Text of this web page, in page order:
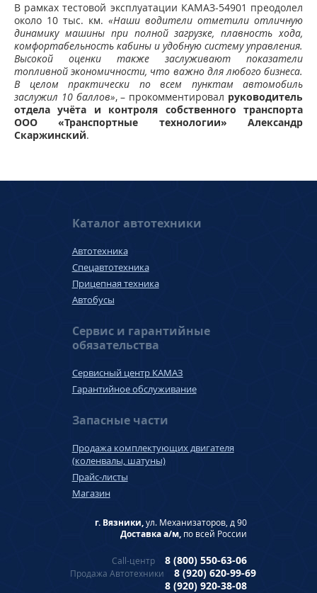
В рамках тестовой эксплуатации КАМАЗ-54901 преодолел
около 10 тыс. км. «Наши водители отметили отличную
динамику машины при полной загрузке, плавность хода,
комфортабельность кабины и удобную систему управления.
Высокой оценки также заслуживают показатели
топливной экономичности, что важно для любого бизнеса.
В целом практически по всем пунктам автомобиль
заслужил 10 баллов», – прокомментировал руководитель
отдела учёта и контроля собственного транспорта
ООО «Транспортные технологии» Александр
Скаржинский.
Каталог автотехники
Автотехника
Спецавтотехника
Прицепная техника
Автобусы
Сервис и гарантийные
обязательства
Сервисный центр КАМАЗ
Гарантийное обслуживание
Запасные части
Продажа комплектующих двигателя
(коленвалы, шатуны)
Прайс-листы
Магазин
г. Вязники,ул. Механизаторов, д 90
Доставка а/м, по всей России
Call-центр 8 (800) 550-63-06
Продажа Автотехники
8 (920) 620-99-69
8 (920) 920-38-08